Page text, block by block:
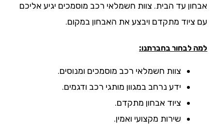
עד הבית. צוות חשמלאי רכב מוסמכים יגיע אליכם
ציוד מתקדם ויבצע את האבחון במקום.
לבחור בחברתנו:
צוות חשמלאי רכב מוסמכים ומנוסים.
ידע נרחב במגוון מותגי רכב ודגמים.
ציוד אבחון מתקדם.
שירות מקצועי ואמין.